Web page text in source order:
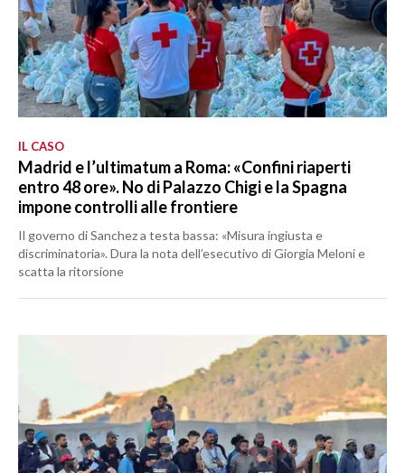
IL CASO
Madrid e l’ultimatum a Roma: «Confini riaperti
entro 48 ore». No di Palazzo Chigi e la Spagna
impone controlli alle frontiere
Il governo di Sanchez a testa bassa: «Misura ingiusta e
discriminatoria». Dura la nota dell’esecutivo di Giorgia Meloni e
scatta la ritorsione